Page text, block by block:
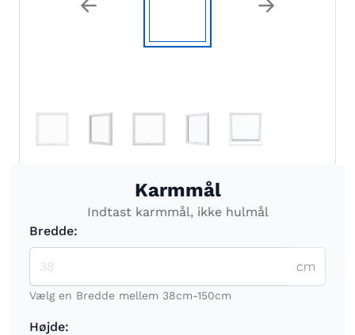
Previous Next
Karmmål
Indtast karmmål, ikke hulmål
Bredde:
cm
Vælg en Bredde mellem 38cm-150cm
Højde: